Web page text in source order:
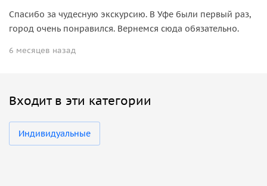
Спасибо за чудесную экскурсию. В Уфе были первый раз,
город очень понравился. Вернемся сюда обязательно.
6 месяцев назад
Входит в эти категории
Индивидуальные